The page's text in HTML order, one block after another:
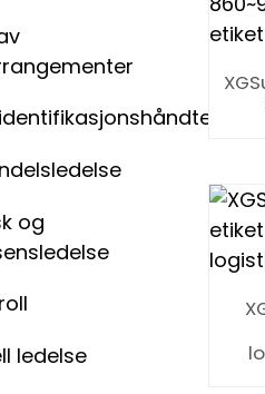
og
ledelse